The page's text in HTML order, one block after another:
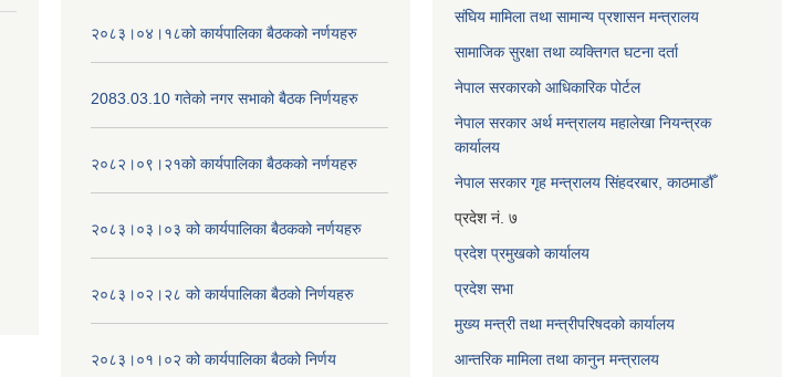
२०८३।०४।१८को कार्यपालिका बैठकको नर्णयहरु
2083.03.10 गतेको नगर सभाको बैठक निर्णयहरु
२०८२।०९।२१को कार्यपालिका बैठकको नर्णयहरु
२०८३।०३।०३ को कार्यपालिका बैठकको नर्णयहरु
२०८३।०२।२८ को कार्यपालिका बैठको निर्णयहरु
२०८३।०१।०२ को कार्यपालिका बैठको निर्णय
संघिय मामिला तथा सामान्य प्रशासन मन्त्रालय
सामाजिक सुरक्षा तथा व्यक्तिगत घटना दर्ता
नेपाल सरकारको आधिकारिक पोर्टल
नेपाल सरकार अर्थ मन्त्रालय महालेखा नियन्त्रक
कार्यालय
नेपाल सरकार गृह मन्त्रालय सिंहदरबार, काठमाडौँ
प्रदेश नं. ७
प्रदेश प्रमुखको कार्यालय
प्रदेश सभा
मुख्य मन्त्री तथा मन्त्रीपरिषदको कार्यालय
आन्तरिक मामिला तथा कानुन मन्त्रालय